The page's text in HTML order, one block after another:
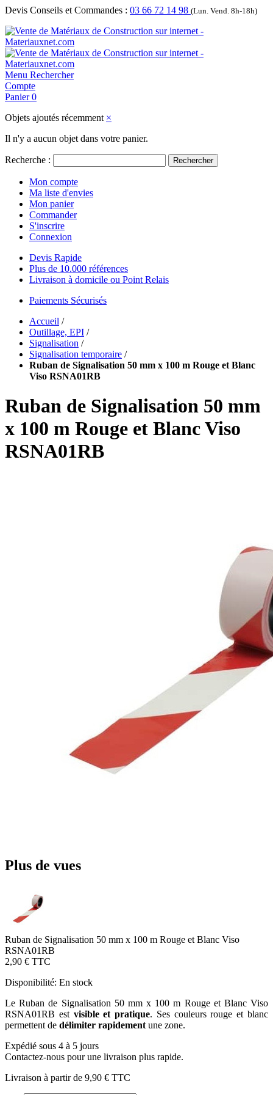
Devis Conseils et Commandes : 03 66 72 14 98 (Lun. Vend. 8h-18h)
Menu Rechercher
Compte
Panier 0
Objets ajoutés récemment ×
Il n'y a aucun objet dans votre panier.
Recherche : Rechercher
Mon compte
Ma liste d'envies
Mon panier
Commander
S'inscrire
Connexion
Devis Rapide
Plus de 10.000 références
Livraison à domicile ou Point Relais
Paiements Sécurisés
Accueil /
Outillage, EPI /
Signalisation /
Signalisation temporaire /
Ruban de Signalisation 50 mm x 100 m Rouge et Blanc
Viso RSNA01RB
Ruban de Signalisation 50 mm
x 100 m Rouge et Blanc Viso
RSNA01RB
Plus de vues
Ruban de Signalisation 50 mm x 100 m Rouge et Blanc Viso
RSNA01RB
2,90 € TTC
Disponibilité: En stock
Le Ruban de Signalisation 50 mm x 100 m Rouge et Blanc Viso
RSNA01RB est visible et pratique. Ses couleurs rouge et blanc
permettent de délimiter rapidement une zone.
Expédié sous 4 à 5 jours
Contactez-nous pour une livraison plus rapide.
Livraison à partir de 9,90 € TTC